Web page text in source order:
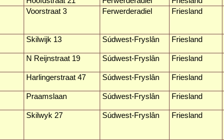
Voorstraat 3 Ferwerderadiel Friesland
Skilwijk 13 Súdwest-Fryslân Friesland
N Reijnstraat 19 Súdwest-Fryslân Friesland
Harlingerstraat 47 Súdwest-Fryslân Friesland
Praamslaan Súdwest-Fryslân Friesland
Skilwyk 27 Súdwest-Fryslân Friesland